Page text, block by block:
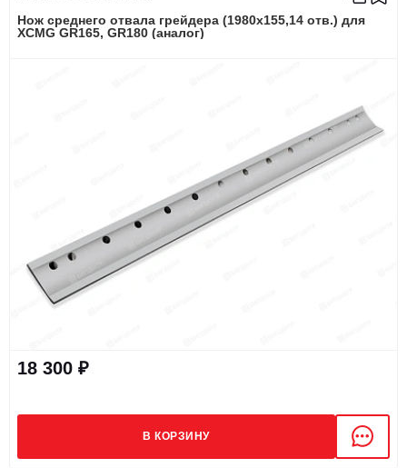
Нож среднего отвала грейдера (1980х155,14 отв.) для
XCMG GR165, GR180 (аналог)
18 300 ₽
В КОРЗИНУ